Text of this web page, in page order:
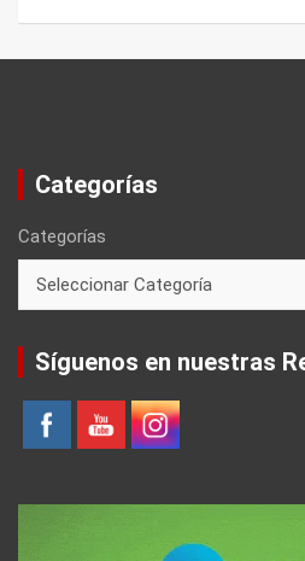
Categorías
Categorías
Síguenos en nuestras